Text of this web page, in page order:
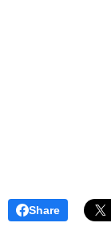
Share